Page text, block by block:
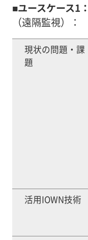
■ユースケース1：
（遠隔監視）：
現状の問題・課
題
活用IOWN技術